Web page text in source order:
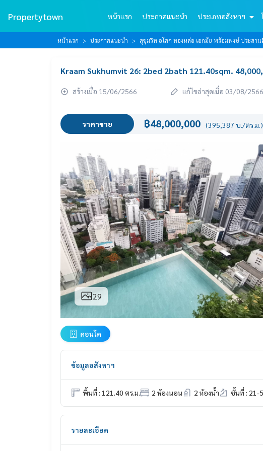
Propertytown หน้าแรก ประกาศแนะนำ ประเภทอสังหาฯ
หน้าแรก ประกาศแนะนำ สุขุมวิท อโศก ทองหล่อ เอกมัย พร้อมพงษ์ ประสาน
Kraam Sukhumvit 26: 2bed 2bath 121.40sqm.
สร้างเมื่อ 15/06/2566 แก้ไขล่าสุดเมื่อ 03/08/2566
ราคาขาย ฿48,000,000 (395,387 บ./ตร.ม.)
29
คอนโด
ข้อมูลอสังหาฯ
พื้นที่ : 121.40 ตร.ม. 2 ห้องนอน 2 ห้องน้ำ ชั้นที่ : 21-
รายละเอียด